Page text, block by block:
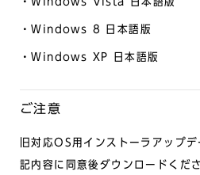
・Windows 8 日本語版
・Windows XP 日本語版
ご注意
旧対応OS用インストーラアップ
記内容に同意後ダウンロードくださ